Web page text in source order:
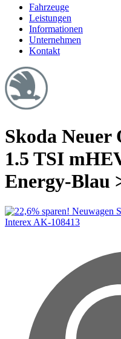
Fahrzeuge
Leistungen
Informationen
Unternehmen
Kontakt
Skoda
1.5 TSI
Energy-Blau